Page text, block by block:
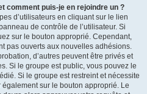
comment puis-je en rejoindre un ?
d’utilisateurs en cliquant sur le lien
de contrôle de l’utilisateur. Si
sur le bouton approprié. Cependant,
pas ouverts aux nouvelles adhésions.
d’autres peuvent être privés et
Si le groupe est public, vous pouvez le
Si le groupe est restreint et nécessite
sur le bouton approprié. Le